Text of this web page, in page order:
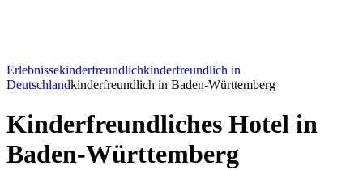
Erlebnissekinderfreundlichkinderfreundlich in
Deutschlandkinderfreundlich in Baden-Württemberg
Kinderfreundliches Hotel in
Baden-Württemberg